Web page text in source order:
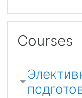
Courses